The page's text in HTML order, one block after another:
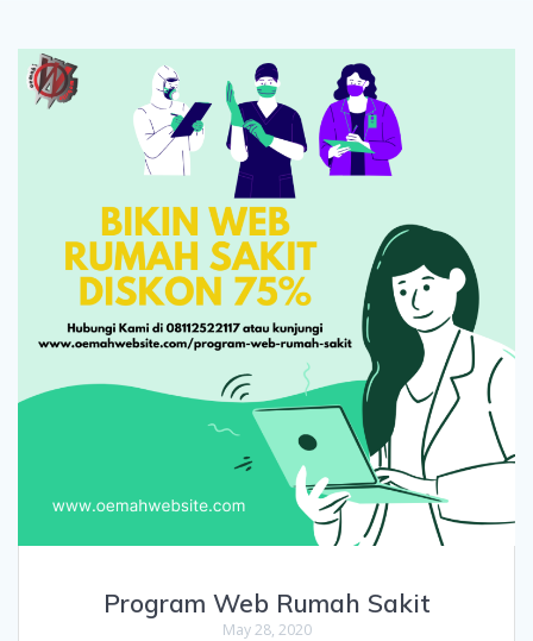
Program Web Rumah Sakit
May 28, 2020